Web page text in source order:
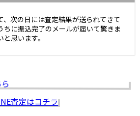
、次の日には査定結果が送られてきて
ちに振込完了のメールが届いて驚きま
思います。